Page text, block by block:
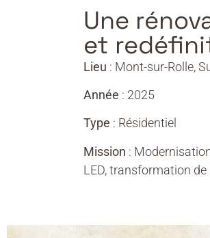
Une
et
Lieu : Mont-sur-Rolle,
Année : 2025
Type : Résidentiel
Mission :
LED, transformation de